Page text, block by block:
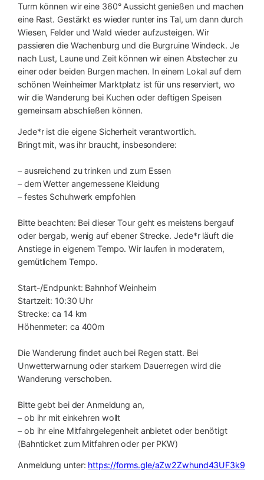
Turm können wir eine 360° Aussicht genießen und machen
eine Rast. Gestärkt es wieder runter ins Tal, um dann durch
Wiesen, Felder und Wald wieder aufzusteigen. Wir
passieren die Wachenburg und die Burgruine Windeck. Je
nach Lust, Laune und Zeit können wir einen Abstecher zu
einer oder beiden Burgen machen. In einem Lokal auf dem
schönen Weinheimer Marktplatz ist für uns reserviert, wo
wir die Wanderung bei Kuchen oder deftigen Speisen
gemeinsam abschließen können.
Jede*r ist die eigene Sicherheit verantwortlich.
Bringt mit, was ihr braucht, insbesondere:
– ausreichend zu trinken und zum Essen
– dem Wetter angemessene Kleidung
– festes Schuhwerk empfohlen
Bitte beachten: Bei dieser Tour geht es meistens bergauf
oder bergab, wenig auf ebener Strecke. Jede*r läuft die
Anstiege in eigenem Tempo. Wir laufen in moderatem,
gemütlichem Tempo.
Start-/Endpunkt: Bahnhof Weinheim
Startzeit: 10:30 Uhr
Strecke: ca 14 km
Höhenmeter: ca 400m
Die Wanderung findet auch bei Regen statt. Bei
Unwetterwarnung oder starkem Dauerregen wird die
Wanderung verschoben.
Bitte gebt bei der Anmeldung an,
– ob ihr mit einkehren wollt
– ob ihr eine Mitfahrgelegenheit anbietet oder benötigt
(Bahnticket zum Mitfahren oder per PKW)
Anmeldung unter: https://forms.gle/aZw2Zwhund43UF3k9